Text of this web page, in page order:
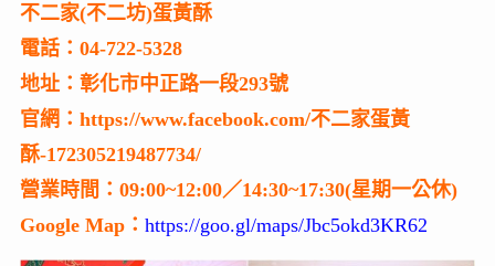
不二家(不二坊)蛋黃酥
電話：04-722-5328
地址：彰化市中正路一段293號
官網：https://www.facebook.com/不二家蛋黃
酥-172305219487734/
營業時間：09:00~12:00／14:30~17:30(星期一公休)
Google Map： https://goo.gl/maps/Jbc5okd3KR62